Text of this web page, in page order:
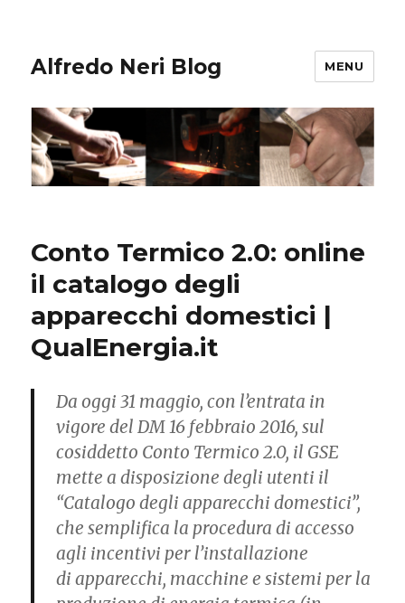
Alfredo Neri Blog MENU
Conto Termico 2.0: online
il catalogo degli
apparecchi domestici |
QualEnergia.it
Da oggi 31 maggio, con l’entrata in
vigore del DM 16 febbraio 2016, sul
cosiddetto Conto Termico 2.0, il GSE
mette a disposizione degli utenti il
“Catalogo degli apparecchi domestici”,
che semplifica la procedura di accesso
agli incentivi per l’installazione
di apparecchi, macchine e sistemi per la